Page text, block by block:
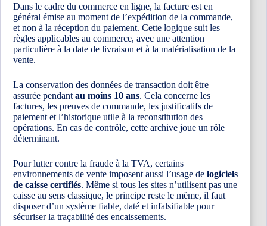
Dans le cadre du commerce en ligne, la facture est en
général émise au moment de l’expédition de la commande,
et non à la réception du paiement. Cette logique suit les
règles applicables au commerce, avec une attention
particulière à la date de livraison et à la matérialisation de la
vente.
La conservation des données de transaction doit être
assurée pendant au moins 10 ans. Cela concerne les
factures, les preuves de commande, les justificatifs de
paiement et l’historique utile à la reconstitution des
opérations. En cas de contrôle, cette archive joue un rôle
déterminant.
Pour lutter contre la fraude à la TVA, certains
environnements de vente imposent aussi l’usage de logiciels
de caisse certifiés. Même si tous les sites n’utilisent pas une
caisse au sens classique, le principe reste le même, il faut
disposer d’un système fiable, daté et infalsifiable pour
sécuriser la traçabilité des encaissements.